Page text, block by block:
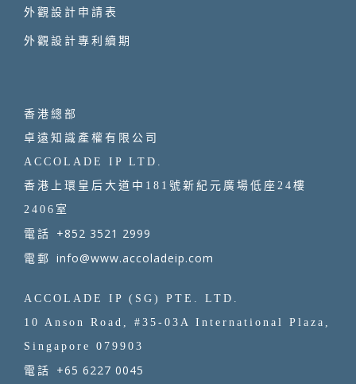
外觀設計申請表
外觀設計專利續期
香港總部
卓遠知識產權有限公司
ACCOLADE IP LTD.
香港上環皇后大道中181號新紀元廣場低座24樓
2406室
電話 +852 3521 2999
電郵 info@www.accoladeip.com
ACCOLADE IP (SG) PTE. LTD.
10 Anson Road, #35-03A International Plaza,
Singapore 079903
電話 +65 6227 0045